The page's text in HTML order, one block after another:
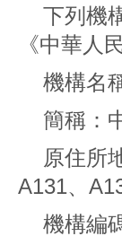
下列機
《中華人
機構名
簡稱：
原住所
A131、
機構編